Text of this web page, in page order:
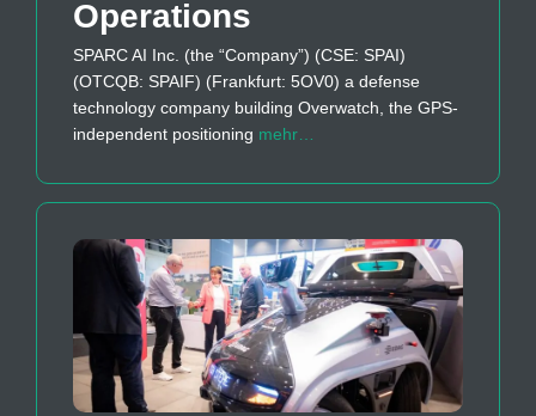
Operations
SPARC AI Inc. (the “Company”) (CSE: SPAI)
(OTCQB: SPAIF) (Frankfurt: 5OV0) a defense
technology company building Overwatch, the GPS-
independent positioning mehr…